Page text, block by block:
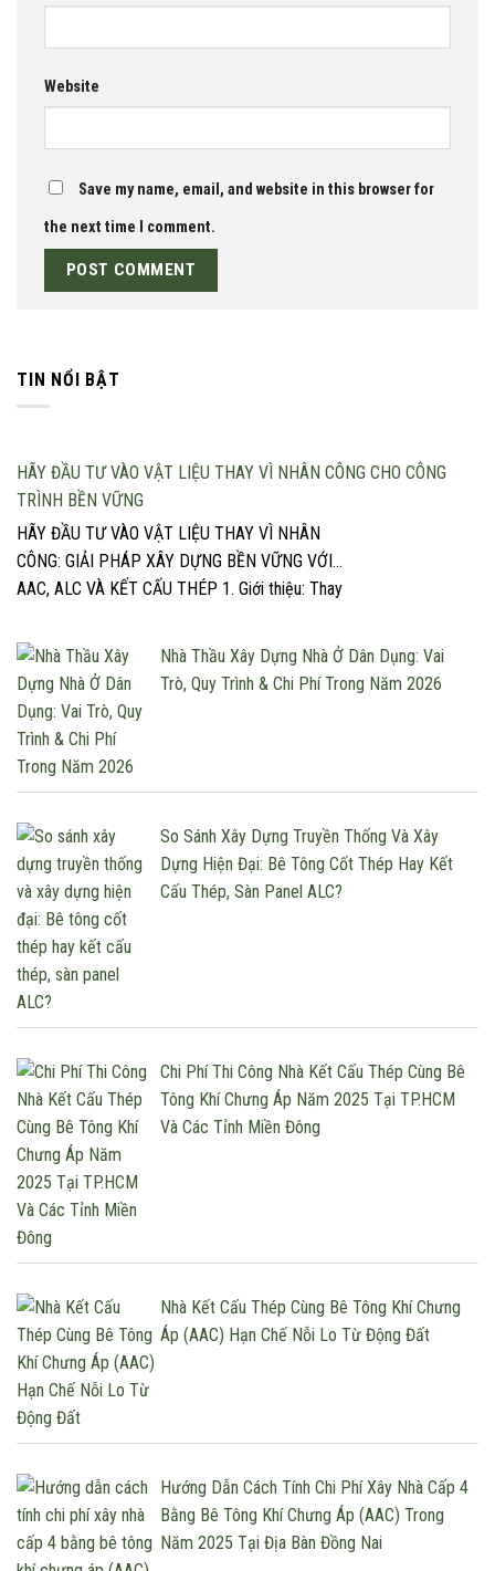
Website
Save my name, email, and website in this browser for
the next time I comment.
TIN NỔI BẬT
HÃY ĐẦU TƯ VÀO VẬT LIỆU THAY VÌ NHÂN CÔNG CHO CÔNG
TRÌNH BỀN VỮNG
HÃY ĐẦU TƯ VÀO VẬT LIỆU THAY VÌ NHÂN
CÔNG: GIẢI PHÁP XÂY DỰNG BỀN VỮNG VỚI
AAC, ALC VÀ KẾT CẤU THÉP 1. Giới thiệu: Thay
ngành xây dựng ngày càng đối mặt với áp lực về
tiến độ, chất lượng và chi phí, […]
Nhà Thầu Xây Dựng Nhà Ở Dân Dụng: Vai
Trò, Quy Trình & Chi Phí Trong Năm 2026
So Sánh Xây Dựng Truyền Thống Và Xây
Dựng Hiện Đại: Bê Tông Cốt Thép Hay Kết
Cấu Thép, Sàn Panel ALC?
Chi Phí Thi Công Nhà Kết Cấu Thép Cùng Bê
Tông Khí Chưng Áp Năm 2025 Tại TP.HCM
Và Các Tỉnh Miền Đông
Nhà Kết Cấu Thép Cùng Bê Tông Khí Chưng
Áp (AAC) Hạn Chế Nỗi Lo Từ Động Đất
Hướng Dẫn Cách Tính Chi Phí Xây Nhà Cấp 4
Bằng Bê Tông Khí Chưng Áp (AAC) Trong
Năm 2025 Tại Địa Bàn Đồng Nai